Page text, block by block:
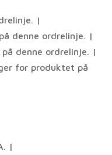
|
denne ordrelinje. |
denne ordrelinje. |
for produktet på
|